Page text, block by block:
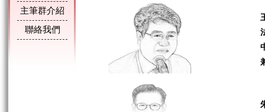
主筆群介紹
聯絡我們